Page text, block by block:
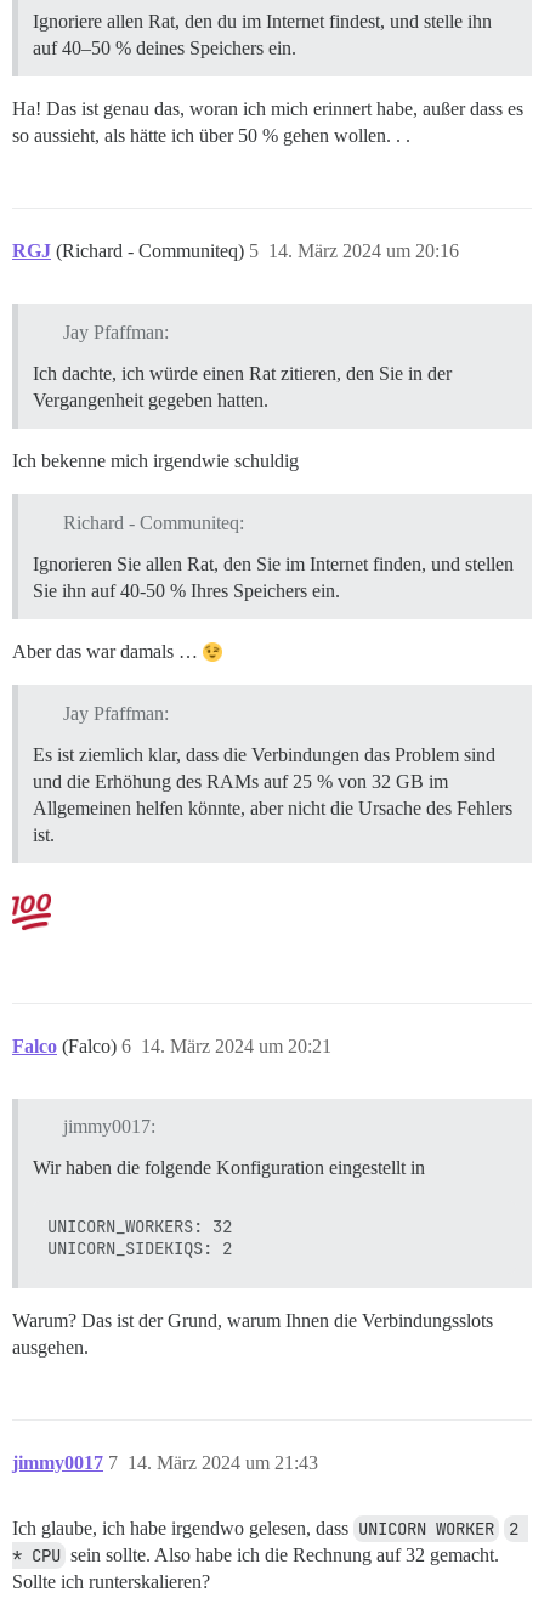
Ignoriere allen Rat, den du im Internet findest, und stelle ihn
auf 40–50 % deines Speichers ein.
Ha! Das ist genau das, woran ich mich erinnert habe, außer dass es
so aussieht, als hätte ich über 50 % gehen wollen. . .
RGJ (Richard - Communiteq) 14. März 2024 um 20:16
5
Jay Pfaffman:
Ich dachte, ich würde einen Rat zitieren, den Sie in der
Vergangenheit gegeben hatten.
Ich bekenne mich irgendwie schuldig
Richard - Communiteq:
Ignorieren Sie allen Rat, den Sie im Internet finden, und stellen
Sie ihn auf 40-50 % Ihres Speichers ein.
Aber das war damals …
Jay Pfaffman:
Es ist ziemlich klar, dass die Verbindungen das Problem sind
und die Erhöhung des RAMs auf 25 % von 32 GB im
Allgemeinen helfen könnte, aber nicht die Ursache des Fehlers
ist.
Falco (Falco) 14. März 2024 um 20:21
6
jimmy0017:
Wir haben die folgende Konfiguration eingestellt in
UNICORN_WORKERS: 32
Warum? Das ist der Grund, warum Ihnen die Verbindungsslots
ausgehen.
jimmy0017 14. März 2024 um 21:43
7
Ich glaube, ich habe irgendwo gelesen, dass UNICORN WORKER
2
* CPU sein sollte. Also habe ich die Rechnung auf 32 gemacht.
Sollte ich runterskalieren?